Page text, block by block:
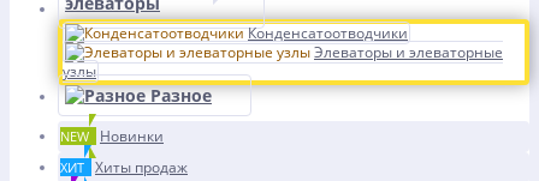
Конденсатоотводчики
Элеваторы и элеваторные
узлы
Разное
NEW Новинки
ХИТ Хиты продаж